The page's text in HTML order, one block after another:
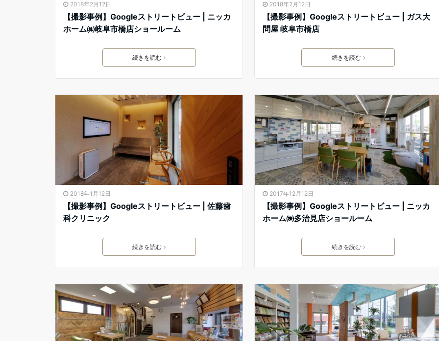
2018年2月12日
【撮影事例】Googleストリートビュー | ニッカ
ホーム㈱岐阜市橋店ショールーム
続きを読む
2018年2月12日
【撮影事例】Googleストリートビュー | ガス大
問屋 岐阜市橋店
続きを読む
2018年1月12日
【撮影事例】Googleストリートビュー | 佐藤歯
科クリニック
続きを読む
2017年12月12日
【撮影事例】Googleストリートビュー | ニッカ
ホーム㈱多治見店ショールーム
続きを読む